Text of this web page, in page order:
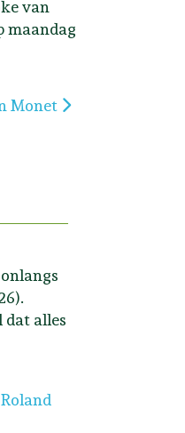
van
maandag
Het geheim van Monet
Monet
dat alles